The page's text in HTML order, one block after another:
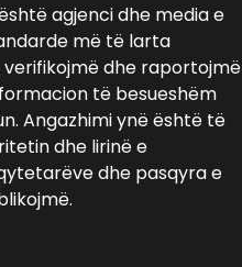
agjenci dhe media e
më të larta
verifikojmë dhe raportojmë
të besueshëm
Angazhimi ynë është të
dhe lirinë e
dhe pasqyra e